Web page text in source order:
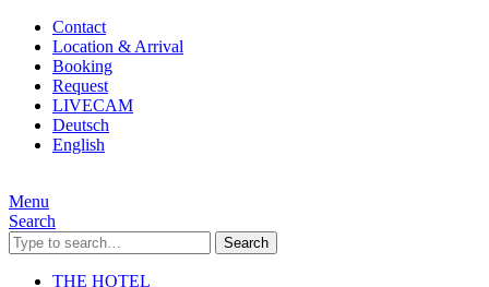
Contact
Location & Arrival
Booking
Request
LIVECAM
Deutsch
English
Menu
Search
Search
THE HOTEL